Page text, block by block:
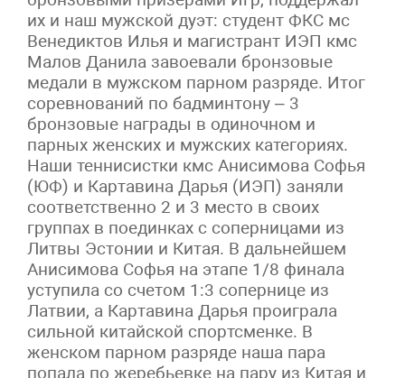
их и наш мужской дуэт: студент ФКС мс
Венедиктов Илья и магистрант ИЭП кмс
Малов Данила завоевали бронзовые
медали в мужском парном разряде. Итог
соревнований по бадминтону – 3
бронзовые награды в одиночном и
парных женских и мужских категориях.
Наши теннисистки кмс Анисимова Софья
(ЮФ) и Картавина Дарья (ИЭП) заняли
соответственно 2 и 3 место в своих
группах в поединках с соперницами из
Литвы Эстонии и Китая. В дальнейшем
Анисимова Софья на этапе 1/8 финала
уступила со счетом 1:3 сопернице из
Латвии, а Картавина Дарья проиграла
сильной китайской спортсменке. В
женском парном разряде наша пара
попала по жеребьевке на пару из Китая и